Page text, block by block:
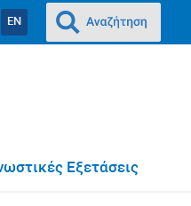
EN
Εξετάσεις